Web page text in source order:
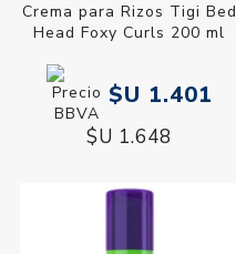
Crema para Rizos Tigi Bed
Head Foxy Curls 200 ml
$U 1.401
$U 1.648